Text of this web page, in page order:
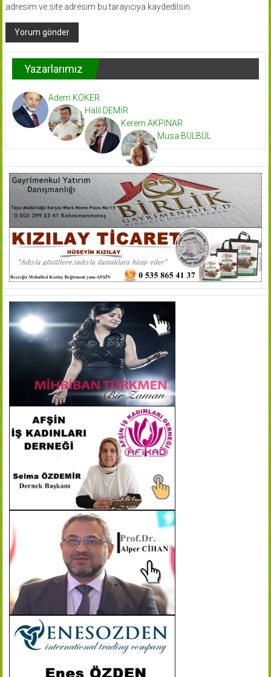
adresim ve site adresim bu tarayıcıya kaydedilsin.
Yazarlarımız
Adem KÖKER
Halil DEMİR
Kerem AKPINAR
Musa BÜLBÜL